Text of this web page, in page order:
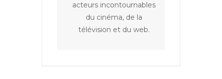
acteurs incontournables
du cinéma, de la
télévision et du web.